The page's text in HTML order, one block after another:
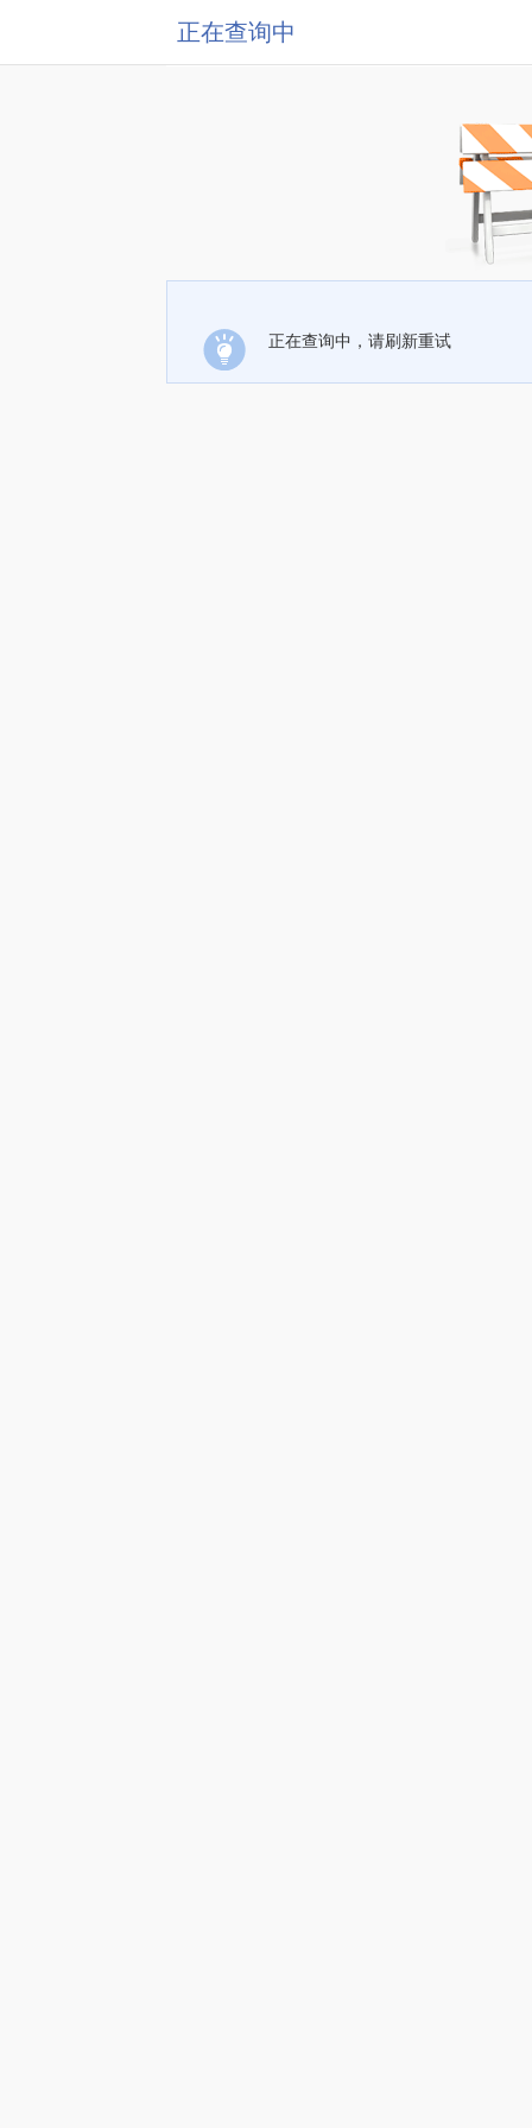
正在查询中
正在查询中，请刷新重试